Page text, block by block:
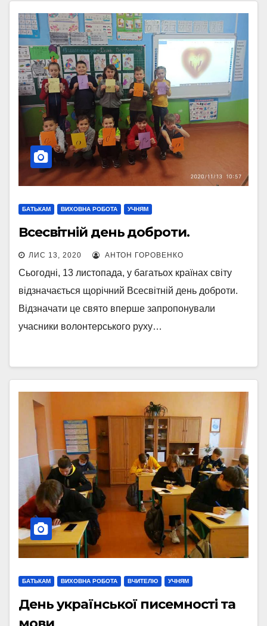
БАТЬКАМ ВИХОВНА РОБОТА УЧНЯМ
Всесвітній день доброти.
ЛИС 13, 2020 АНТОН ГОРОВЕНКО
Сьогодні, 13 листопада, у багатьох країнах світу
відзначається щорічний Всесвітній день доброти.
Відзначати це свято вперше запропонували
учасники волонтерського руху…
БАТЬКАМ ВИХОВНА РОБОТА ВЧИТЕЛЮ УЧНЯМ
День української писемності та